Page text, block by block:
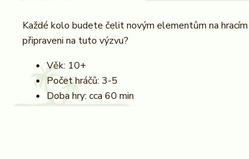
Každé kolo budete čelit novým elementům na
připraveni na tuto výzvu?
Věk: 10+
Počet hráčů: 3-5
Doba hry: cca 60 min